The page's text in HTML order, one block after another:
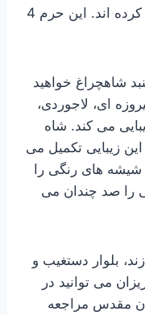
در اطراف این زیبایی را صدچندان کرده اند. این حرم 4
شاهچراغ خواهید
ای، لاجوردی،
می کند. شاه
زیبایی تکمیل می
شیشه های رنگی را
را صد چندان می
بلوار دستغیب و
عزیزان می توانید در
مقدس مراجعه